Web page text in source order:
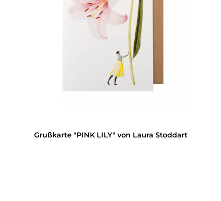
Grußkarte "PINK LILY" von Laura Stoddart